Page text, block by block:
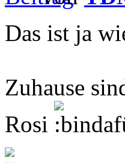
Das ist ja
Zuhause
Rosi